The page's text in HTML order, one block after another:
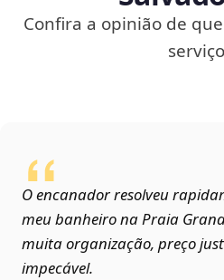
Confira a opinião de
O encanador resolveu
meu banheiro na Praia
muita organização, preço
impecável.